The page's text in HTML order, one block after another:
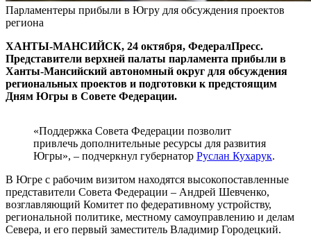
Парламентеры прибыли в Югру для обсуждения проектов
региона
ХАНТЫ-МАНСИЙСК, 24 октября, ФедералПресс.
Представители верхней палаты парламента прибыли в
Ханты-Мансийский автономный округ для обсуждения
региональных проектов и подготовки к предстоящим
Дням Югры в Совете Федерации.
«Поддержка Совета Федерации позволит
привлечь дополнительные ресурсы для развития
Югры», – подчеркнул губернатор Руслан Кухарук.
В Югре с рабочим визитом находятся высокопоставленные
представители Совета Федерации – Андрей Шевченко,
возглавляющий Комитет по федеративному устройству,
региональной политике, местному самоуправлению и делам
Севера, и его первый заместитель Владимир Городецкий.